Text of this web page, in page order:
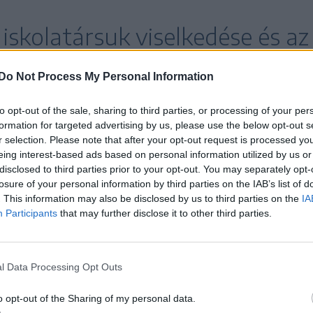
Do Not Process My Personal Information
opt-out of the sale, sharing to third parties, or processing of your
for targeted advertising by us, please use the below opt-out
selection. Please note that after your opt-out request is processed
interest-based ads based on personal information utilized by us
to third parties prior to your opt-out. You may separately
of your personal information by third parties on the IAB’s list of
This information may also be disclosed by us to third parties on the
Participants that may further disclose it to other third parties.
Data Processing Opt Outs
opt-out of the Sharing of my personal data.
viselkedése és az
internetes tartalmak iránt.
és a fenyegetés a rendőrséghez is
nyomozói a bejelentés után több
pár órán belül a kamasz lakásán lefoglalták a
vétsége miatt gyanúsítottként hallgatták
megírásával az
akarta kifigurázni,